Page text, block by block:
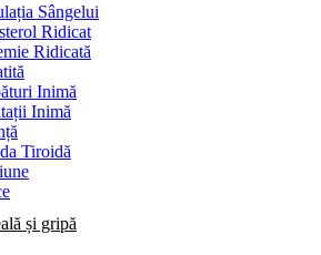
Sângelui
Ridicat
Ridicată
Inimă
Inimă
Tiroidă
și gripă